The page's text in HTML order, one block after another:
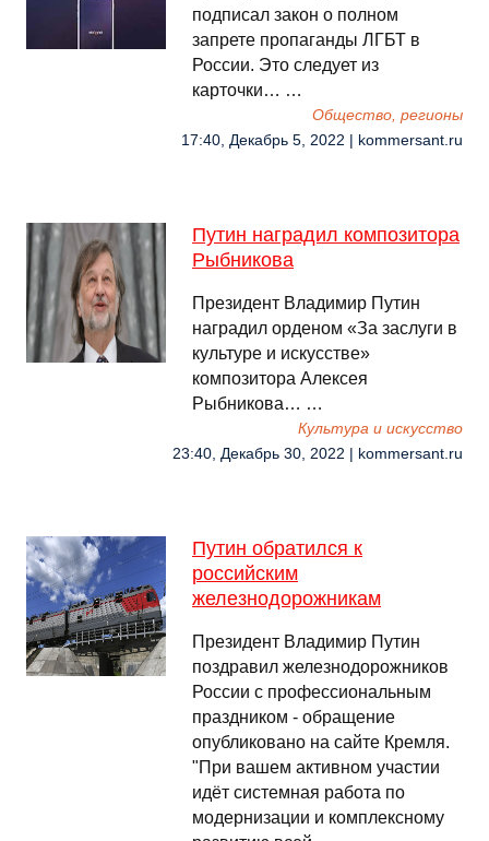
подписал закон о полном
запрете пропаганды ЛГБТ в
России. Это следует из
карточки… …
Общество, регионы
17:40, Декабрь 5, 2022 | kommersant.ru
Путин наградил композитора
Рыбникова
Президент Владимир Путин
наградил орденом «За заслуги в
культуре и искусстве»
композитора Алексея
Рыбникова… …
Культура и искусство
23:40, Декабрь 30, 2022 | kommersant.ru
Путин обратился к
российским
железнодорожникам
Президент Владимир Путин
поздравил железнодорожников
России с профессиональным
праздником - обращение
опубликовано на сайте Кремля.
"При вашем активном участии
идёт системная работа по
модернизации и комплексному